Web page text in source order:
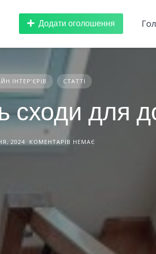
Додати оголошення
ІНТЕРʼЄРІВ СТАТТІ
сходи для
2024 КОМЕНТАРІВ НЕМАЄ